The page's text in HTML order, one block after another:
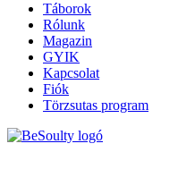
Táborok
Rólunk
Magazin
GYIK
Kapcsolat
Fiók
Törzsutas program